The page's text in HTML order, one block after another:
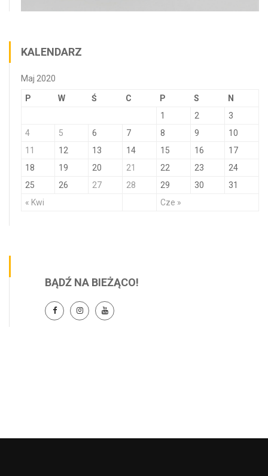
KALENDARZ
Maj 2020
P W Ś C P S N
« Kwi Cze »
1 2
3
4
5 6 7 8 9
10
11
12 13 14 15 16
17
18
19 20 21 22 23
24
25
26 27 28 29 30 31
BĄDŹ NA BIEŻĄCO!